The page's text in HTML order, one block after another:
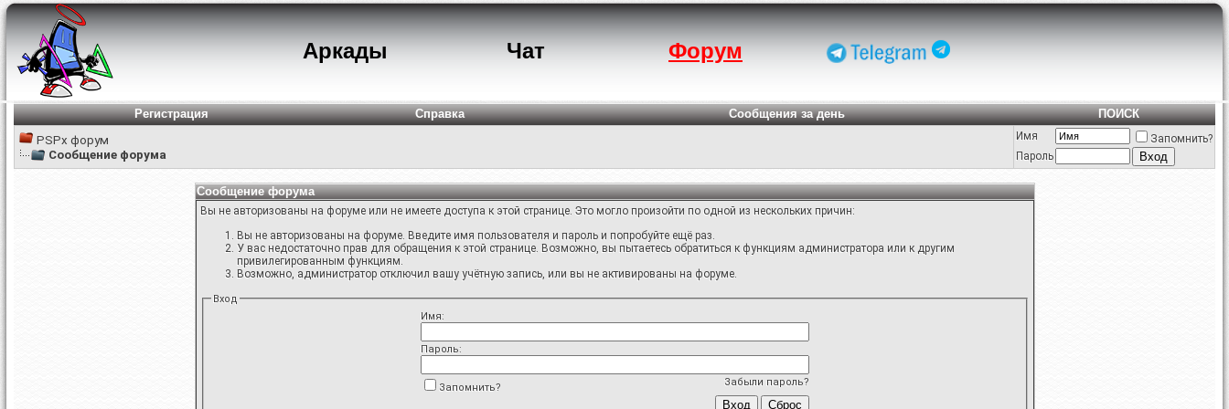
Аркады Чат Форум
Регистрация Справка Сообщения за день
ПОИСК
PSPx форум
Сообщение форума
Имя
Запомнить?
Пароль
Сообщение форума
Вы не авторизованы на форуме или не имеете доступа к этой странице. Это могло произойти по одной из нескольких причин:
Вы не авторизованы на форуме. Введите имя пользователя и пароль и попробуйте ещё раз.
У вас недостаточно прав для обращения к этой странице. Возможно, вы пытаетесь обратиться к функциям администратора или к другим
привилегированным функциям.
Возможно, администратор отключил вашу учётную запись, или вы не активированы на форуме.
Вход
Имя:
Пароль:
Забыли пароль?
Запомнить?